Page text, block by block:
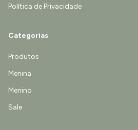
Política de Privacidade
Categorias
Produtos
Menina
Menino
Sale